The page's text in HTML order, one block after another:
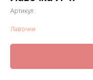
Артикул:
Лавочки